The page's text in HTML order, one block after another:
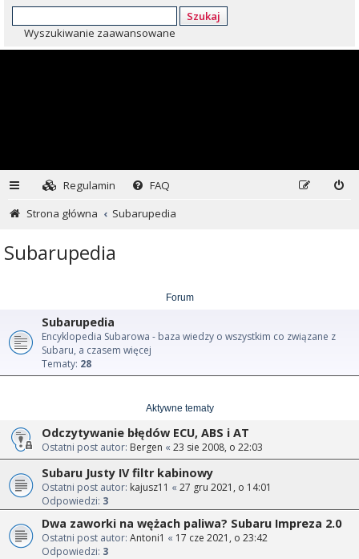
Szukaj
Wyszukiwanie zaawansowane
Regulamin
FAQ
Strona główna
Subarupedia
Subarupedia
Forum
Subarupedia
Encyklopedia Subarowa - baza wiedzy o wszystkim co związane z
Subaru, a czasem więcej
Tematy: 28
Aktywne tematy
Odczytywanie błędów ECU, ABS i AT
Ostatni post autor: Bergen « 23 sie 2008, o 22:03
Subaru Justy IV filtr kabinowy
Ostatni post autor: kajusz11 « 27 gru 2021, o 14:01
Odpowiedzi: 3
Dwa zaworki na wężach paliwa? Subaru Impreza 2.0
Ostatni post autor: Antoni1 « 17 cze 2021, o 23:42
Odpowiedzi: 3